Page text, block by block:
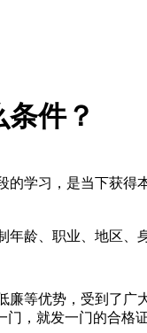
件？
学习，是当下获
年龄、职业、地区、
廉等优势，受到了广
，就发一门的合